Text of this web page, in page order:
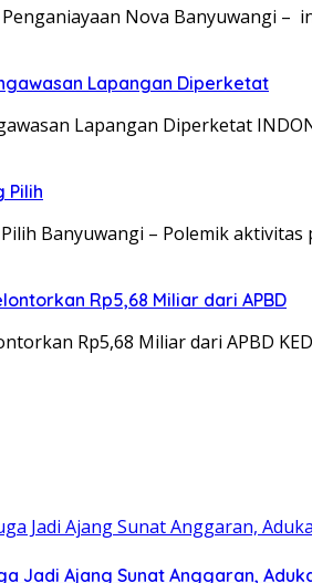
Nova Banyuwangi –
Lapangan Diperketat
Lapangan Diperketat
Pilih
Banyuwangi – Polemik
Rp5,68 Miliar dari APBD
Rp5,68 Miliar dari APBD
Jadi Ajang Sunat Anggaran,